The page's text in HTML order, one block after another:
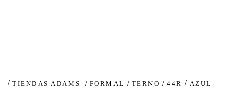
TIENDAS ADAMS FORMAL TERNO 44R AZUL